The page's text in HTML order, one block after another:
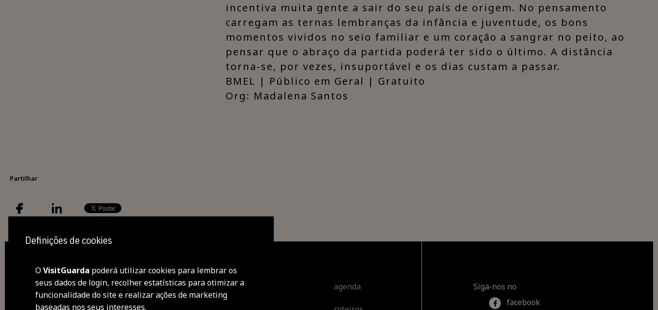
incentiva muita gente a sair do seu país de origem. No pensamento
carregam as ternas lembranças da infância e juventude, os bons
momentos vividos no seio familiar e um coração a sangrar no peito, ao
pensar que o abraço da partida poderá ter sido o último. A distância
torna-se, por vezes, insuportável e os dias custam a passar.
BMEL | Público em Geral | Gratuito
Org: Madalena Santos
Partilhar
descobrir
agenda
Siga-nos no
facebook
Definições de cookies
OVisitGuarda poderá utilizar cookies para lembrar os
seus dados de login, recolher estatísticas para otimizar a
funcionalidade do site e realizar ações de marketing
baseadas nos seus interesses.